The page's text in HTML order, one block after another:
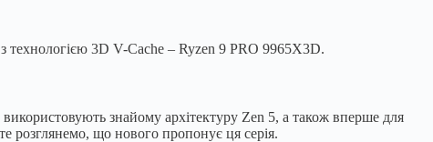
3D V-Cache – Ryzen 9 PRO 9965X3D.
знайому архітектуру Zen 5, а також вперше для
розглянемо, що нового пропонує ця серія.